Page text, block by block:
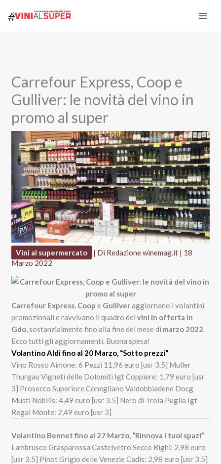
Carrefour Express, Coop e
Gulliver: le novità del vino in
promo al super
Vini al supermercato | Di Redazione winemag.it | 18
Marzo 2022
Carrefour Express Coop e Gulliveraggiornano i volantini
promozionali e ravvivano il quadro deivini in offerta in
Gdo , sostanzialmente fino alla fine del mese di marzo 2022
Ecco tutti gli aggiornamenti. Buona spesa!
Volantino Aldi fino al 20 Marzo, “Sotto prezzi”
Vino Rosso Aimone: 6 Pezzi 11,96 euro [usr 3.5] Muller
Thurgau Vigneti delle Dolomiti Igt Coppiere: 1,79 euro [usr
3] Prosecco Superiore Conegliano Valdobbiadene Docg
Musti Nobilis: 4,49 euro [usr 3.5] Nero di Troia Puglia Igt
Regal Monte: 2,49 euro [usr 3]
Volantino Bennet fino al 27 Marzo, “Rinnova i tuoi spazi”
Lambrusco Grasparossa Castelvetro Secco Righi: 2,98 euro
[usr 3.5] Pinot Grigio delle Venezie Cadis: 2,98 euro [usr 3.5]